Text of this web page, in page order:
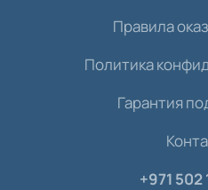
Правила
Политика
Гарантия
+971 502